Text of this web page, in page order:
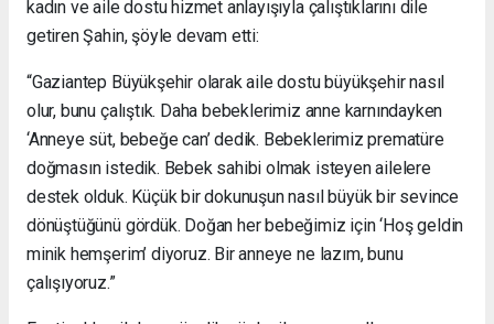
kadın ve aile dostu hizmet anlayışıyla çalıştıklarını dile
getiren Şahin, şöyle devam etti:
“Gaziantep Büyükşehir olarak aile dostu büyükşehir nasıl
olur, bunu çalıştık. Daha bebeklerimiz anne karnındayken
‘Anneye süt, bebeğe can’ dedik. Bebeklerimiz prematüre
doğmasın istedik. Bebek sahibi olmak isteyen ailelere
destek olduk. Küçük bir dokunuşun nasıl büyük bir sevince
dönüştüğünü gördük. Doğan her bebeğimiz için ‘Hoş geldin
minik hemşerim’ diyoruz. Bir anneye ne lazım, bunu
çalışıyoruz.”